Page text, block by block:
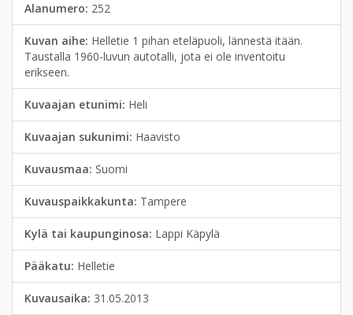
Alanumero: 252
Kuvan aihe: Helletie 1 pihan eteläpuoli, lännestä itään.
Taustalla 1960-luvun autotalli, jota ei ole inventoitu
erikseen.
Kuvaajan etunimi: Heli
Kuvaajan sukunimi: Haavisto
Kuvausmaa: Suomi
Kuvauspaikkakunta: Tampere
Kylä tai kaupunginosa: Lappi Käpylä
Pääkatu: Helletie
Kuvausaika: 31.05.2013